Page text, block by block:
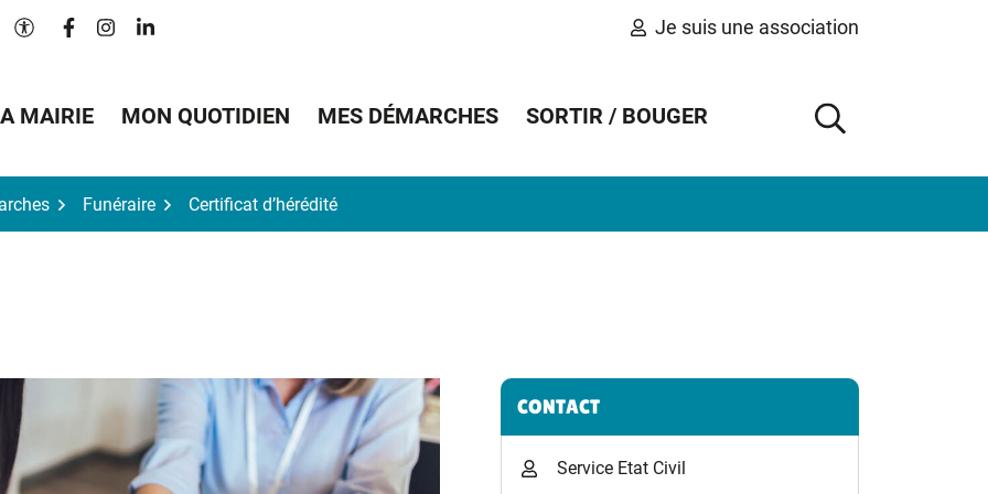
Paramètres d'accessibilité
Lien vers le compte Facebook
Lien vers le compte Instagram
Lien vers le compte Linkedin Je suis une association
MAIRIE MON QUOTIDIEN MES DÉMARCHES SORTIR / BOUGER
AFFICHER
Funéraire Certificat d’hérédité
Informations complémentaires
CONTACT
Service Etat Civil